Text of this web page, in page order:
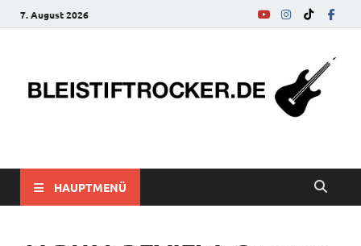
7. August 2026
bleistiftrocker.de
HAUPTMENÜ